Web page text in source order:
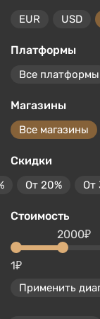
EUR USD
Платформы
Все платформы
Магазины
Все магазины
Скидки
От 20% От
Стоимость
1₽
2000₽
Применить